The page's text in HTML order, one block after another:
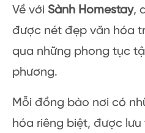
Về với Sành Homestay,
được nét đẹp văn hóa
qua những phong tục
phương.
Mỗi đồng bào nơi có
hóa riêng biệt, được